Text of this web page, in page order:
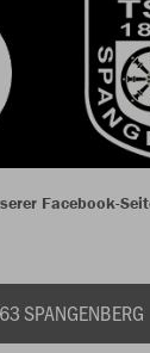
Facebook-
SPANGENBERG